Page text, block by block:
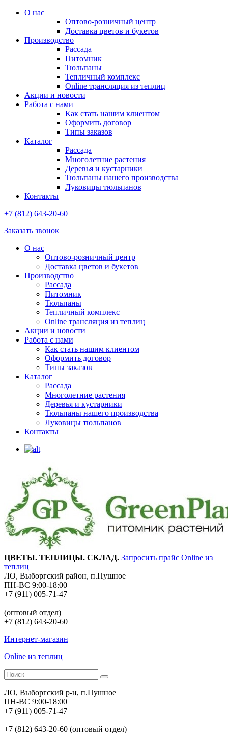
О нас
Оптово-розничный центр
Доставка цветов и букетов
Производство
Рассада
Питомник
Тюльпаны
Тепличный комплекс
Online трансляция из теплиц
Акции и новости
Работа с нами
Как стать нашим клиентом
Оформить договор
Типы заказов
Каталог
Рассада
Многолетние растения
Деревья и кустарники
Тюльпаны нашего производства
Луковицы тюльпанов
Контакты
+7 (812) 643-20-60
Заказать звонок
О нас
Оптово-розничный центр
Доставка цветов и букетов
Производство
Рассада
Питомник
Тюльпаны
Тепличный комплекс
Online трансляция из теплиц
Акции и новости
Работа с нами
Как стать нашим клиентом
Оформить договор
Типы заказов
Каталог
Рассада
Многолетние растения
Деревья и кустарники
Тюльпаны нашего производства
Луковицы тюльпанов
Контакты
ЦВЕТЫ. ТЕПЛИЦЫ. СКЛАД. Запросить прайс Online из
теплиц
ЛО, Выборгский район, п.Пушное
ПН-ВС 9:00-18:00
+7 (911) 005-71-47
(оптовый отдел)
+7 (812) 643-20-60
Интернет-магазин
Online из теплиц
ЛО, Выборгский р-н, п.Пушное
ПН-ВС 9:00-18:00
+7 (911) 005-71-47
+7 (812) 643-20-60 (оптовый отдел)